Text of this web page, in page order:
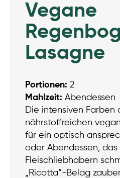
Vegane
Lasagne
Portionen: 2
Mahlzeit: Abendessen
Die intensiven Farben
nährstoffreichen
für ein optisch
oder Abendessen, das
Fleischliebhabern
„Ricotta“-Belag